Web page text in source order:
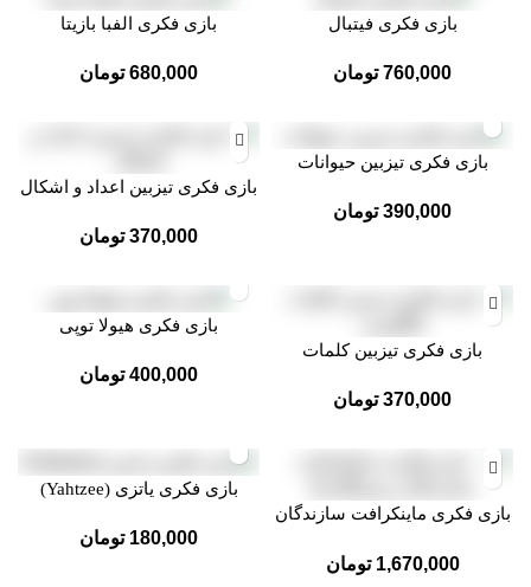
بازی فکری فیتبال
760,000 تومان
بازی فکری الفبا بازیتا
680,000 تومان
بازی فکری تیزبین حیوانات
390,000 تومان
بازی فکری تیزبین اعداد و اشکال
370,000 تومان
بازی فکری تیزبین کلمات
370,000 تومان
بازی فکری هیولا توپی
400,000 تومان
بازی فکری ماینکرافت سازندگان
1,670,000 تومان
بازی فکری یاتزی (Yahtzee)
180,000 تومان